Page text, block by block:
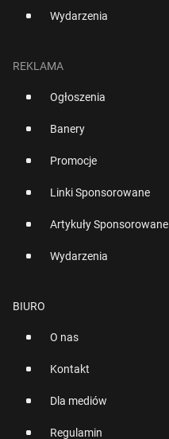
Wydarzenia
REKLAMA
Ogłoszenia
Banery
Promocje
Linki Sponsorowane
Artykuły Sponsorowane
Wydarzenia
BIURO
O nas
Kontakt
Dla mediów
Regulamin